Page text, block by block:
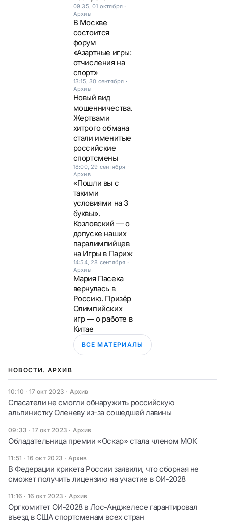
09:35, 01 октября ·
Архив
В Москве
состоится
форум
«Азартные игры:
отчисления на
спорт»
13:15, 30 сентября ·
Архив
Новый вид
мошенничества.
Жертвами
хитрого обмана
стали именитые
российские
спортсмены
18:00, 29 сентября ·
Архив
«Пошли вы с
такими
условиями на 3
буквы».
Козловский — о
допуске наших
паралимпийцев
на Игры в Париж
14:54, 28 сентября ·
Архив
Мария Пасека
вернулась в
Россию. Призёр
Олимпийских
игр — о работе в
Китае
ВСЕ МАТЕРИАЛЫ
НОВОСТИ. АРХИВ
10:10 · 17 окт 2023 · Архив
Спасатели не смогли обнаружить российскую
альпинистку Оленеву из-за сошедшей лавины
09:33 · 17 окт 2023 · Архив
Обладательница премии «Оскар» стала членом МОК
11:51 · 16 окт 2023 · Архив
В Федерации крикета России заявили, что сборная не
сможет получить лицензию на участие в ОИ-2028
11:16 · 16 окт 2023 · Архив
Оргкомитет ОИ-2028 в Лос-Анджелесе гарантировал
въезд в США спортсменам всех стран